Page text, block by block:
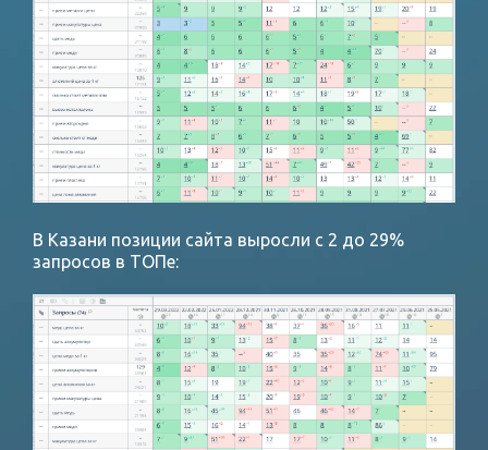
В Казани позиции сайта выросли с 2 до 29%
запросов в ТОПе: